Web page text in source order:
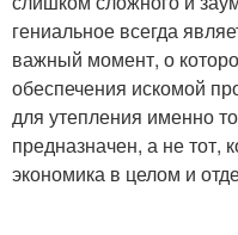
гениальное всегда
важный момент, о
обеспечения искомой
для утепления именно
предназначен, а не тот,
экономика в целом и